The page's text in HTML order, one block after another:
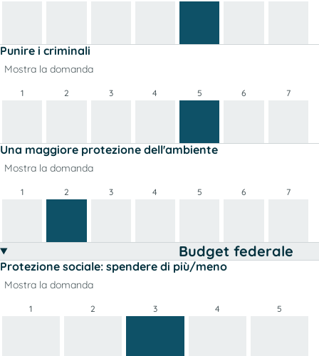
Punire i criminali
Mostra la domanda
1 2 3 4 5 6 7
Una maggiore protezione dell'ambiente
Mostra la domanda
1 2 3 4 5 6 7
Budget federale
Protezione sociale: spendere di più/meno
Mostra la domanda
1 2 3 4 5